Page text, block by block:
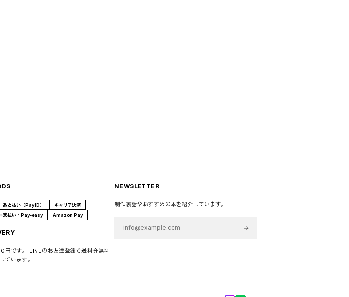
あと払い（Pay ID）
キャリア決済
支払い・Pay-easy
Amazon Pay
円です。 LINEのお友達登録で送料分無料
ています。
NEWSLETTER
制作裏話やおすすめの本を紹介しています。